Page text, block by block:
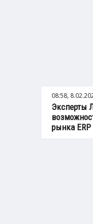
08:58,
Эксперты
рынка ERP